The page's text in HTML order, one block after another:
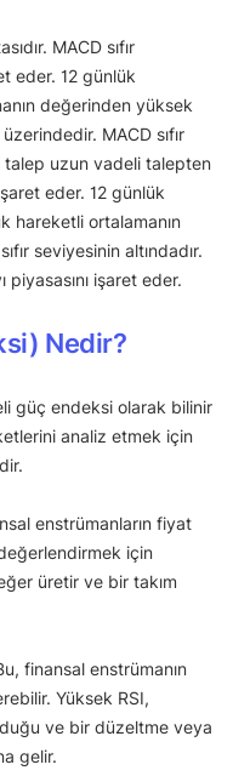
MACD sıfır
eder. 12 günlük
değerinden yüksek
MACD sıfır
talep uzun vadeli talepten
eder. 12 günlük
hareketli ortalamanın
seviyesinin altındadır.
piyasasını işaret eder.
Nedir?
güç endeksi olarak bilinir
analiz etmek için
enstrümanların fiyat
için
üretir ve bir takım
finansal enstrümanın
Yüksek RSI,
ve bir düzeltme veya
gelir.